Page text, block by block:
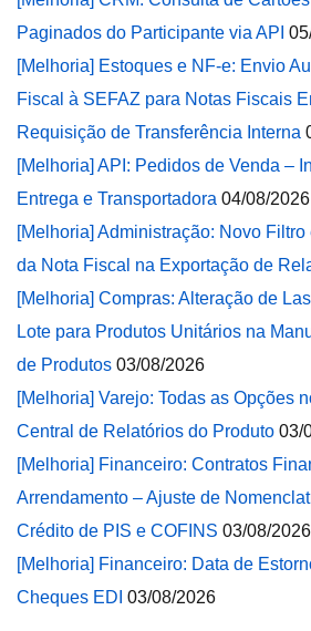
Paginados do Participante via API
[Melhoria] Estoques e NF-e: Envio
Fiscal à SEFAZ para Notas Fiscais
Requisição de Transferência Interna
[Melhoria] API: Pedidos de Venda –
Entrega e Transportadora 04/08/2026
[Melhoria] Administração: Novo
da Nota Fiscal na Exportação de
[Melhoria] Compras: Alteração de
Lote para Produtos Unitários na
de Produtos 03/08/2026
[Melhoria] Varejo: Todas as Opções
Central de Relatórios do Produto 03/
[Melhoria] Financeiro: Contratos
Arrendamento – Ajuste de
Crédito de PIS e COFINS 03/08/2026
[Melhoria] Financeiro: Data de
Cheques EDI 03/08/2026